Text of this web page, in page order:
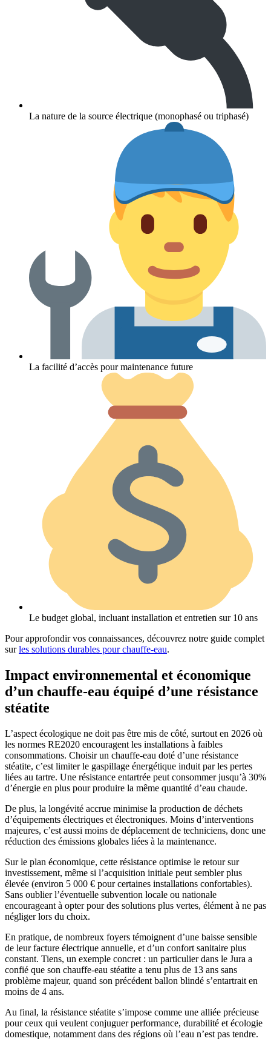
La nature de la source électrique (monophasé ou triphasé)
La facilité d’accès pour maintenance future
Le budget global, incluant installation et entretien sur 10 ans
Pour approfondir vos connaissances, découvrez notre guide complet
surles solutions durables pour chauffe-eau.
Impact environnemental et économique
d’un chauffe-eau équipé d’une résistance
stéatite
L’aspect écologique ne doit pas être mis de côté, surtout en 2026 où
les normes RE2020 encouragent les installations à faibles
consommations. Choisir un chauffe-eau doté d’une résistance
stéatite, c’est limiter le gaspillage énergétique induit par les pertes
liées au tartre. Une résistance entartrée peut consommer jusqu’à 30%
d’énergie en plus pour produire la même quantité d’eau chaude.
De plus, la longévité accrue minimise la production de déchets
d’équipements électriques et électroniques. Moins d’interventions
majeures, c’est aussi moins de déplacement de techniciens, donc une
réduction des émissions globales liées à la maintenance.
Sur le plan économique, cette résistance optimise le retour sur
investissement, même si l’acquisition initiale peut sembler plus
élevée (environ 5 000 € pour certaines installations confortables).
Sans oublier l’éventuelle subvention locale ou nationale
encourageant à opter pour des solutions plus vertes, élément à ne pas
négliger lors du choix.
En pratique, de nombreux foyers témoignent d’une baisse sensible
de leur facture électrique annuelle, et d’un confort sanitaire plus
constant. Tiens, un exemple concret : un particulier dans le Jura a
confié que son chauffe-eau stéatite a tenu plus de 13 ans sans
problème majeur, quand son précédent ballon blindé s’entartrait en
moins de 4 ans.
Au final, la résistance stéatite s’impose comme une alliée précieuse
pour ceux qui veulent conjuguer performance, durabilité et écologie
domestique, notamment dans des régions où l’eau n’est pas tendre.